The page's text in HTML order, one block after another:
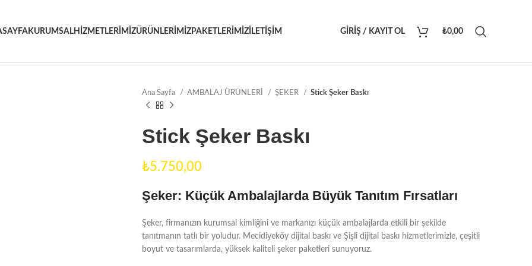
KURUMSAL HIZMETLERIMIZÜRÜNLERIMIZ PAKETLERIMIZ İLETIŞIM GIRIŞ / KAYIT OL ₺0,00
Ana Sayfa AMBALAJ ÜRÜNLERİ ŞEKER Stick Şeker Baskı
Stick Şeker Baskı
₺
Şeker: Küçük Ambalajlarda Büyük Tanıtım Fırsatları
Şeker, firmanızın kurumsal kimliğini ve markanızı küçük ambalajlarda etkili bir şekilde
tanıtmanın tatlı bir yoludur. Mecidiyeköy dijital baskı ve Şişli dijital baskı hizmetlerimizle, çeşitli
boyut ve tasarımlarda, yüksek kaliteli şeker paketleri sunuyoruz.